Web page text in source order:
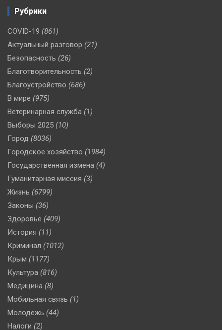
Рубрики
COVID-19 (861)
Актуальный разговор (21)
Безопасность (26)
Благотворительность (2)
Благоустройство (686)
В мире (975)
Ветеринарная служба (1)
Выборы 2025 (10)
Город (8036)
Городское хозяйство (1984)
Государственная измена (4)
Гуманитарная миссия (3)
Жизнь (6799)
Законы (36)
Здоровье (409)
История (11)
Криминал (1012)
Крым (1177)
Культура (816)
Медицина (8)
Мобильная связь (1)
Молодежь (44)
Налоги (2)